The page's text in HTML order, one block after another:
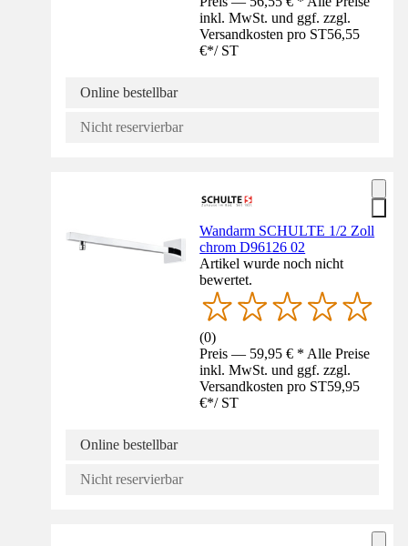
inkl. MwSt. und ggf. zzgl.
Versandkosten pro ST56,55
€*/ ST
Online bestellbar
Nicht reservierbar
Wandarm SCHULTE 1/2 Zoll
chrom D96126 02
Artikel wurde noch nicht
bewertet.
(0)
Preis — 59,95 € * Alle Preise
inkl. MwSt. und ggf. zzgl.
Versandkosten pro ST59,95
€*/ ST
Online bestellbar
Nicht reservierbar